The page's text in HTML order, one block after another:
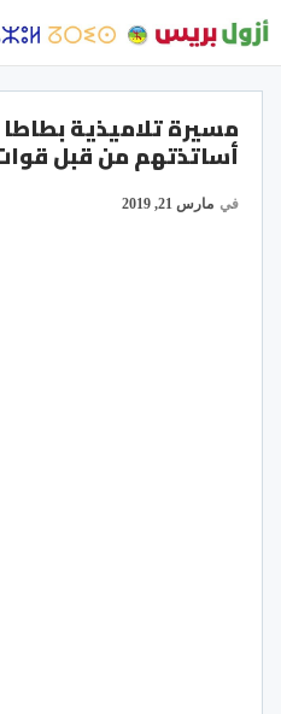
مسيرة تلاميذية
أساتذتهم من قبل
في مارس 21, 2019